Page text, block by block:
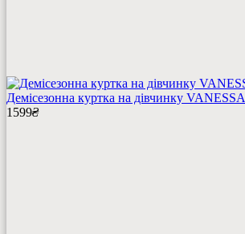
Демісезонна куртка на дівчинку VANESSA
1599₴